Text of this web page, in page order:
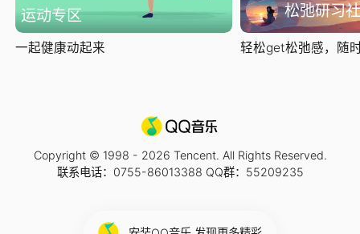
运动专区
一起健康动起来
松弛研习社
轻松get松弛感，随
Copyright © 1998 - 2026 Tencent. All Rights Reserved.
联系电话：0755-86013388 QQ群：55209235